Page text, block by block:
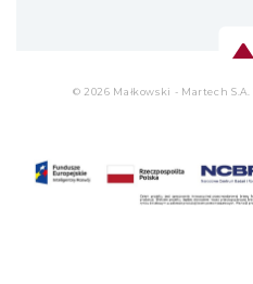
© 2026 Małkowski - Martech